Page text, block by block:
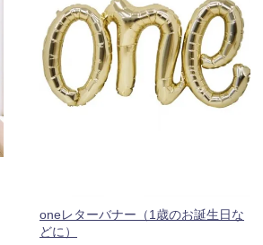
oneレターバナー（1歳のお誕生日な
どに）